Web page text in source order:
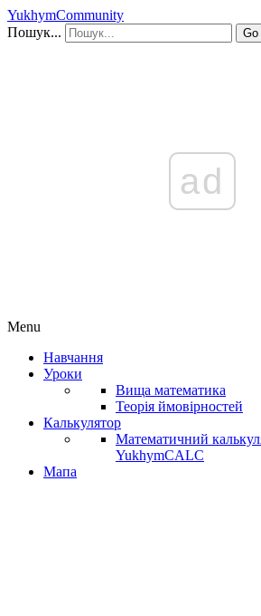
YukhymCommunity
Пошук...
Go
ad
Menu
Навчання
Уроки
Вища математика
Теорія ймовірностей
Калькулятор
Математичний
YukhymCALC
Мапа